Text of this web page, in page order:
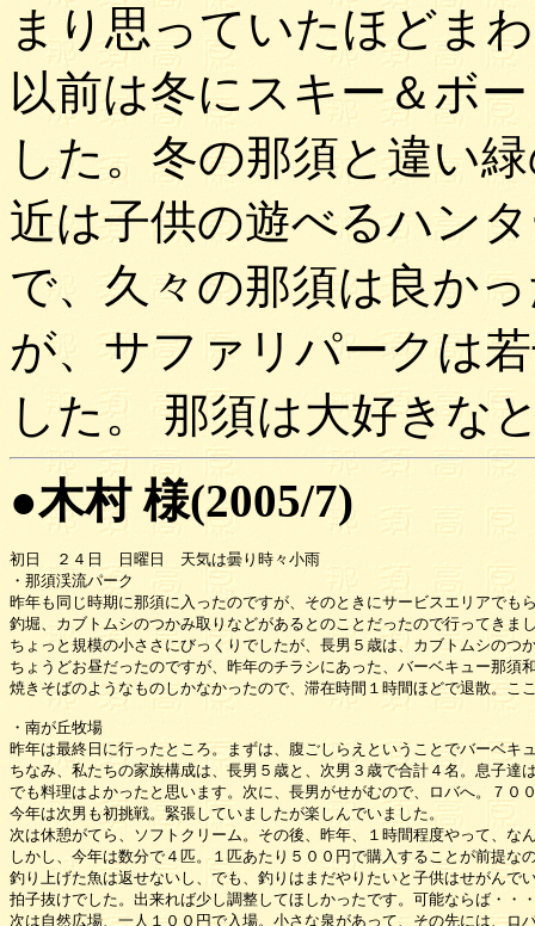
まり思っていたほどま
以前は冬にスキー＆ボ
した。冬の那須と違い
近は子供の遊べるハン
で、久々の那須は良か
が、サファリパークは
した。 那須は大好きな
●木村 様(2005/7)
初日　２４日　日曜日　天気は曇り時々小雨
・那須渓流パーク
昨年も同じ時期に那須に入ったのですが、そのときにサービスエリアでも
釣堀、カブトムシのつかみ取りなどがあるとのことだったので行ってきま
ちょっと規模の小ささにびっくりでしたが、長男５歳は、カブトムシのつ
ちょうどお昼だったのですが、昨年のチラシにあった、バーベキュー那須
焼きそばのようなものしかなかったので、滞在時間１時間ほどで退散。こ
・南が丘牧場
昨年は最終日に行ったところ。まずは、腹ごしらえということでバーベキ
ちなみ、私たちの家族構成は、長男５歳と、次男３歳で合計４名。息子
でも料理はよかったと思います。次に、長男がせがむので、ロバへ。７
今年は次男も初挑戦。緊張していましたが楽しんでいました。
次は休憩がてら、ソフトクリーム。その後、昨年、１時間程度やって、な
しかし、今年は数分で４匹。１匹あたり５００円で購入することが前提
釣り上げた魚は返せないし、でも、釣りはまだやりたいと子供はせがん
拍子抜けでした。出来れば少し調整してほしかったです。可能ならば・・
次は自然広場、一人１００円で入場。小さな泉があって、その先には、ロ